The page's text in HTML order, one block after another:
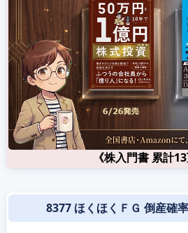
《株入門書 累計
8377 ほくほくＦＧ 倒産確